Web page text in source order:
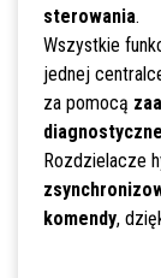
sterowania.
Wszystkie
jednej
za pomocą
Rozdzielacze
komendy,